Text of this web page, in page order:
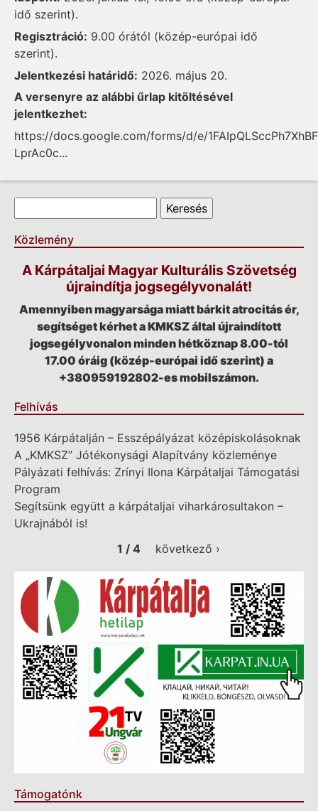
idő szerint).
Regisztráció: 9.00 órától (közép-európai idő
szerint).
Jelentkezési határidő: 2026. május 20.
A versenyre az alábbi űrlap kitöltésével
jelentkezhet:
https://docs.google.com/forms/d/e/
LprAc0c...
Keresés űrlap
Keresés
Közlemény
A Kárpátaljai Magyar Kulturális Szövetség
újraindítja jogsegélyvonalát!
Amennyiben magyarsága miatt bárkit atrocitás ér,
segítséget kérhet a KMKSZ által újraindított
jogsegélyvonalon minden hétköznap 8.00-tól
17.00 óráig (közép-európai idő szerint) a
+380959192802-es mobilszámon.
Felhívás
1956 Kárpátalján – Esszépályázat középiskolásoknak
A „KMKSZ” Jótékonysági Alapítvány közleménye
Pályázati felhívás: Zrínyi Ilona Kárpátaljai Támogatási
Program
Segítsünk együtt a kárpátaljai viharkárosultakon –
Ukrajnából is!
1 / 4
következő ›
Támogatónk